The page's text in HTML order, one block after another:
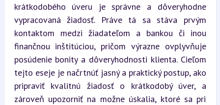
krátkodobého úveru je správne a dôveryhodne
vypracovaná žiadosť. Práve tá sa stáva prvým
kontaktom medzi žiadateľom a bankou či inou
finančnou inštitúciou, pričom výrazne ovplyvňuje
posúdenie bonity a dôveryhodnosti klienta. Cieľom
tejto eseje je načrtnúť jasný a praktický postup, ako
pripraviť kvalitnú žiadosť o krátkodobý úver, a
zároveň upozorniť na možne úskalia, ktoré sa pri